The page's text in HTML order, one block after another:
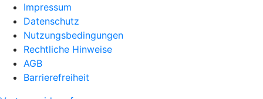
Impressum
Datenschutz
Nutzungsbedingungen
Rechtliche Hinweise
AGB
Barrierefreiheit